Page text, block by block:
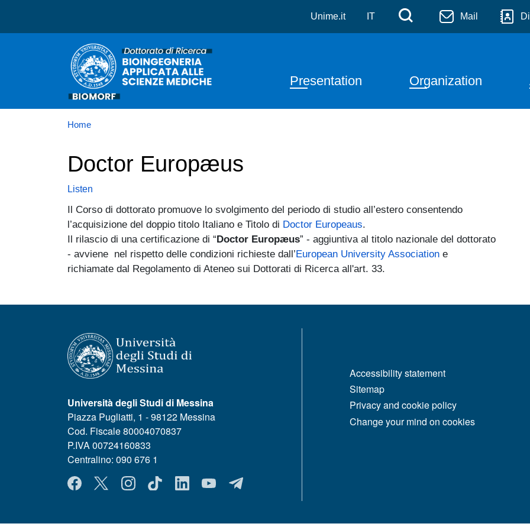
Skip to main content
Dottorato in Bioingegneria Applicata alle Scienze
Unime.it IT Menù di
Cerca Mail
Navigazione principale
Presentation Organization
Home
Doctor Europæus
Listen
Il Corso di dottorato promuove lo svolgimento del periodo di studio all’estero consentendo
l’acquisizione del doppio titolo Italiano e Titolo di Doctor Europeaus.
Il rilascio di una certificazione di “Doctor Europæus” - aggiuntiva al titolo nazionale del dottorato
- avviene nel rispetto delle condizioni richieste dall’European University Association e
richiamate dal Regolamento di Ateneo sui Dottorati di Ricerca all'art. 33.
Università degli Studi di Messina
Piazza Pugliatti, 1 - 98122 Messina
Cod. Fiscale 80004070837
P.IVA 00724160833
Centralino: 090 676 1
MENÙ SOCIAL
Accessibility statement
Sitemap
Privacy and cookie policy
Change your mind on cookies